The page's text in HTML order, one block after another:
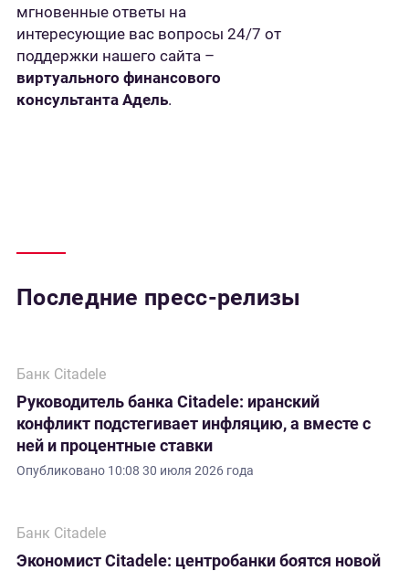
мгновенные ответы на
интересующие вас вопросы 24/7 от
поддержки нашего сайта –
виртуального финансового
консультанта Адель.
Последние пресс-релизы
Банк Citadele
Руководитель банка Citadele: иранский
конфликт подстегивает инфляцию, а вместе с
ней и процентные ставки
Опубликовано 10:08 30 июля 2026 года
Банк Citadele
Экономист Citadele: центробанки боятся новой